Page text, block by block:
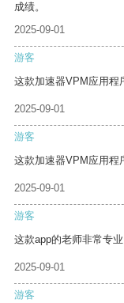
成绩。
2025-09-01
游客
这款加速器VPM应用程
2025-09-01
游客
这款加速器VPM应用程
2025-09-01
游客
这款app的老师非常专
2025-09-01
游客